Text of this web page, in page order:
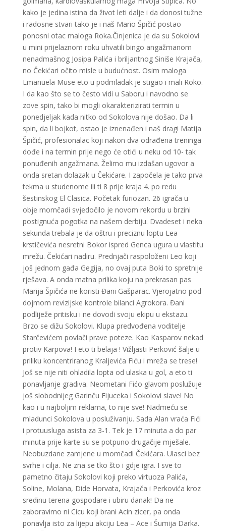
kako je jedina istina da život leti dalje i da donosi tužne
i radosne stvari tako je i naš Mario Špičić postao
ponosni otac maloga Roka.Činjenica je da su Sokolovi
u mini prijelaznom roku uhvatili bingo angažmanom
nenadmašnog Josipa Palića i briljantnog Siniše Krajača,
no Čekićari očito misle u budućnost. Osim maloga
Emanuela Muse eto u podmladak je stigao i mali Roko.
I da kao što se to često vidi u Saboru i navodno se
zove spin, tako bi mogli okarakterizirati termin u
ponedjeljak kada nitko od Sokolova nije došao. Da li
spin, da li bojkot, ostao je iznenađen i naš dragi Matija
Špičić, profesionalac koji nakon dva odrađena treninga
dođe i na termin prije nego će otići u neku od 10- tak
ponuđenih angažmana. Želimo mu izdašan ugovor a
onda sretan dolazak u Čekićare. I započela je tako prva
tekma u studenome ili ti 8 prije kraja 4. po redu
šestinskog El Clasica. Početak furiozan. 26 igrača u
obje momčadi svjedočilo je novom rekordu u brzini
postignuća pogotka na našem derbiju. Dvadeset i neka
sekunda trebala je da oštru i preciznu loptu Lea
krstičevića nesretni Bokor ispred Genca ugura u vlastitu
mrežu. Čekićari nadiru. Prednjači raspoloženi Leo koji
još jednom gađa Gegija, no ovaj puta Boki to spretnije
rješava. A onda matna prilika koju na prekrasan pas
Marija Špičića ne koristi Đani Gašparac. Vjerojatno pod
dojmom revizijske kontrole bilanci Agrokora. Đani
podliježe pritisku i ne dovodi svoju ekipu u ekstazu.
Brzo se dižu Sokolovi. Klupa predvođena voditelje
Starčevićem povlači prave poteze. Kao Kasparov nekad
protiv Karpova! I eto ti belaja ! Vižljasti Perković šalje u
priliku koncentriranog Kraljevića Fiću i mreža se trese!
Još se nije niti ohladila lopta od ulaska u gol, a eto ti
ponavljanje gradiva. Neometani Fićo glavom poslužuje
još slobodnijeg Garinču Fijuceka i Sokolovi slave! No
kao i u najboljim reklama, to nije sve! Nadmeću se
mladunci Sokolova u posluživanju. Sada Alan vraća Fići
i protuusluga asista za 3-1. Tek je 17 minuta a do par
minuta prije karte su se potpuno drugačije mješale.
Neobuzdane zamjene u momčadi Čekićara. Ulasci bez
svrhe i cilja. Ne zna se tko što i gdje igra. I sve to
pametno čitaju Sokolovi koji preko virtuoza Palića,
Soline, Molana, Dide Horvata, Krajača i Perkovića kroz
sredinu terena gospodare i ubiru danak! Da ne
zaboravimo ni Cicu koji brani Acin zicer, pa onda
ponavlja isto za lijepu akciju Lea – Ace i Šumija Darka.